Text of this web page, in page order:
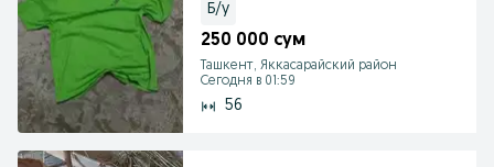
Б/у
250 000 сум
Ташкент, Яккасарайский район
Сегодня в 01:59
56